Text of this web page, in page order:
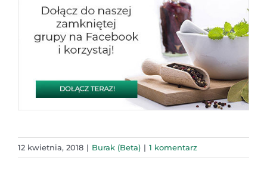
12 kwietnia, 2018 | Burak (Beta) | 1 komentarz